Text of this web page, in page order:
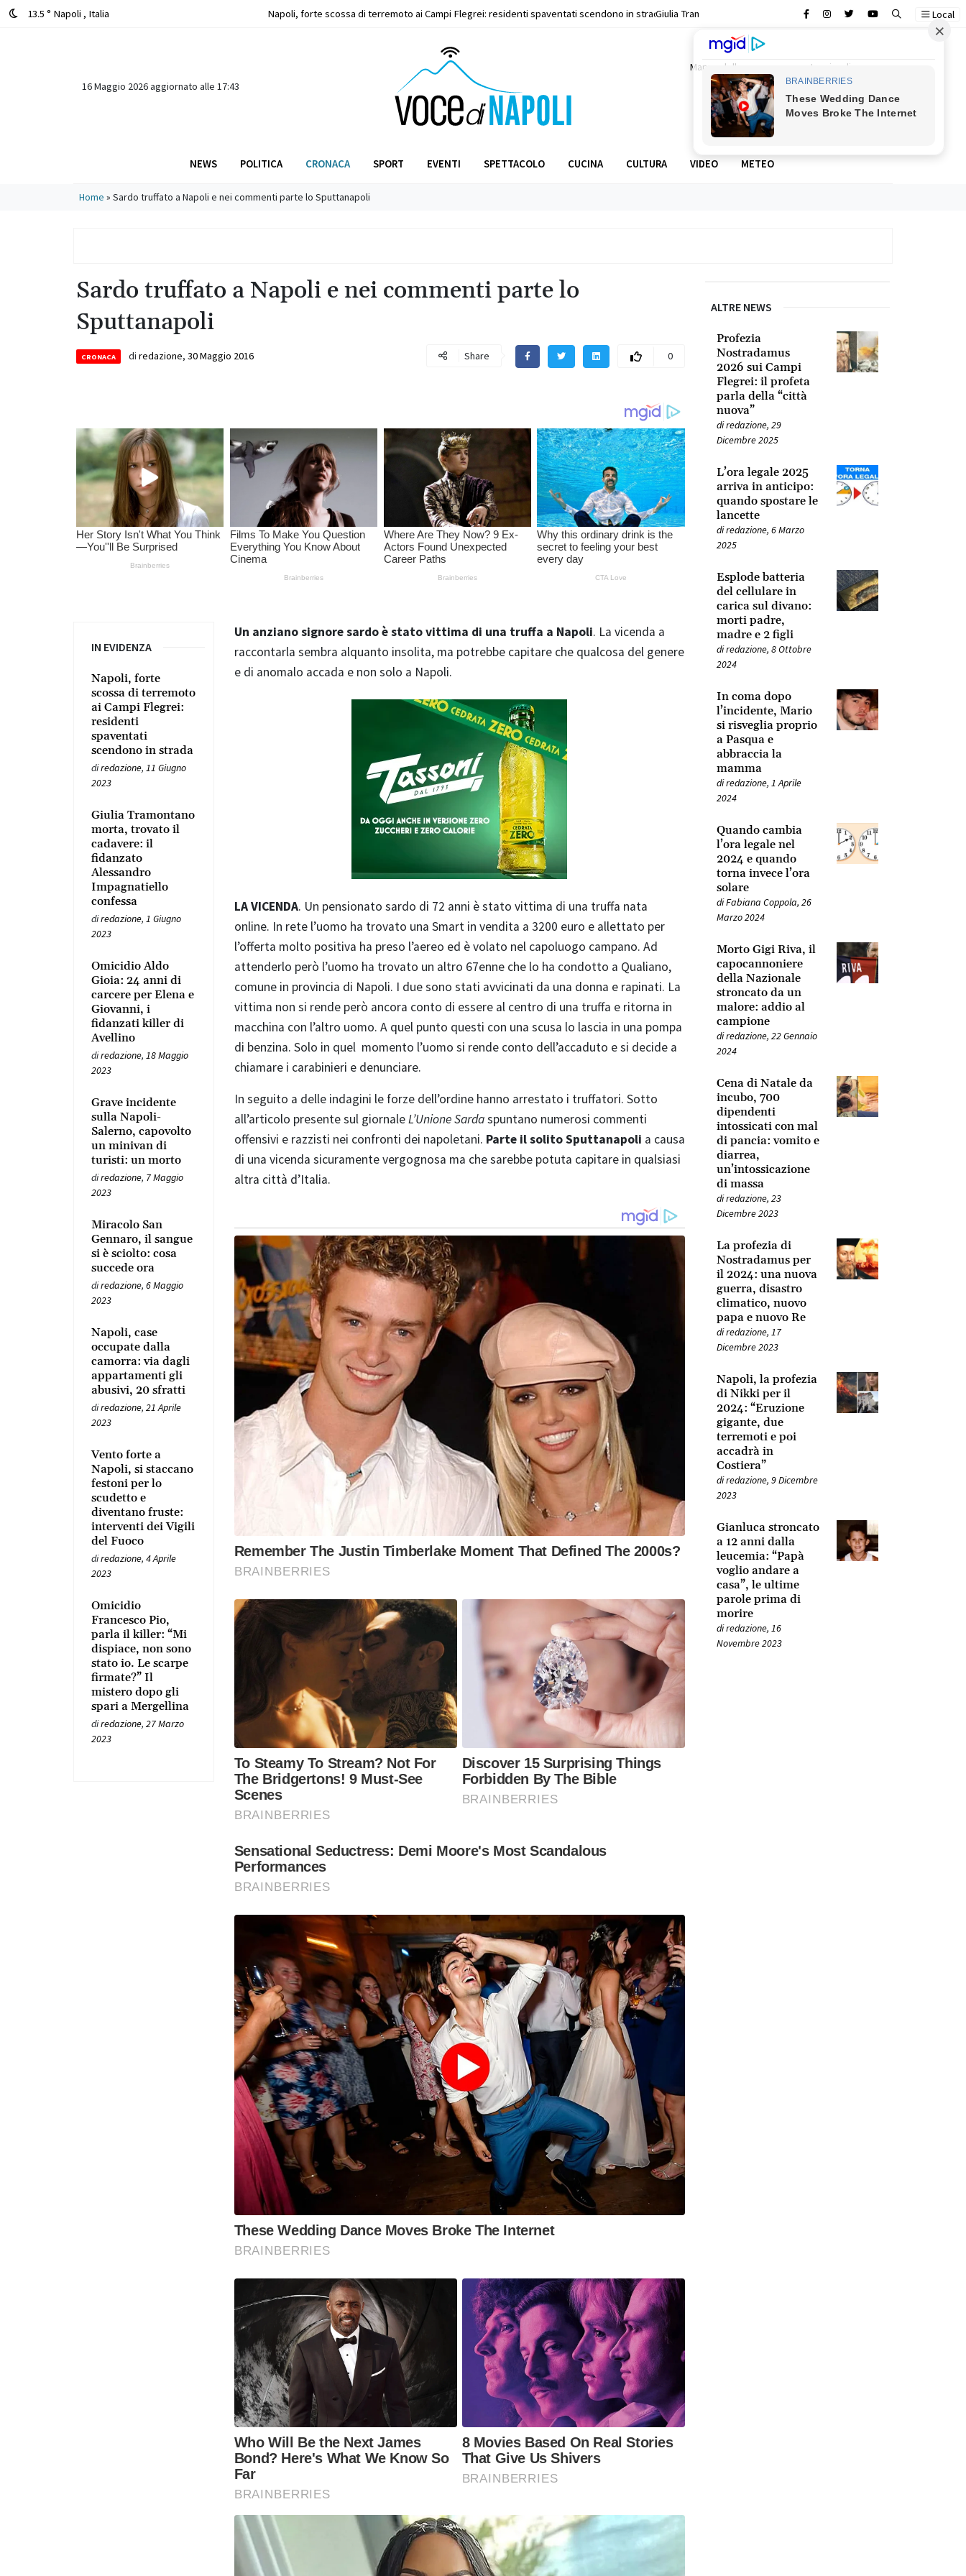
13.5 ° Napoli , Italia Napoli, forte scossa di terremoto ai Campi Flegrei: residenti spaventati scendono in stradaGiulia Tramontano morta, trovato il cadavere: il fidanzato Alessandro
Local
16 Maggio 2026 aggiornato alle 17:43
Mappa della camorra In prima linea
Food stories
NEWS POLITICA CRONACA SPORT EVENTI SPETTACOLO CUCINA CULTURA VIDEO METEO
Home » Sardo truffato a Napoli e nei commenti parte lo Sputtanapoli
Sardo truffato a Napoli e nei commenti parte lo
Sputtanapoli
CRONACA di redazione, 30 Maggio 2016 Share 0
IN EVIDENZA
Napoli, forte
scossa di terremoto
ai Campi Flegrei:
residenti
spaventati
scendono in strada
diredazione, 11 Giugno
2023
Giulia Tramontano
morta, trovato il
cadavere: il
fidanzato
Alessandro
Impagnatiello
confessa
diredazione, 1 Giugno
2023
Omicidio Aldo
Gioia: 24 anni di
carcere per Elena e
Giovanni, i
fidanzati killer di
Avellino
diredazione, 18 Maggio
2023
Grave incidente
sulla Napoli-
Salerno, capovolto
un minivan di
turisti: un morto
diredazione, 7 Maggio
2023
Miracolo San
Gennaro, il sangue
si è sciolto: cosa
succede ora
diredazione, 6 Maggio
2023
Napoli, case
occupate dalla
camorra: via dagli
appartamenti gli
abusivi, 20 sfratti
diredazione, 21 Aprile
2023
Vento forte a
Napoli, si staccano
festoni per lo
scudetto e
diventano fruste:
interventi dei Vigili
del Fuoco
diredazione, 4 Aprile
2023
Omicidio
Francesco Pio,
parla il killer: “Mi
dispiace, non sono
stato io. Le scarpe
firmate?” Il
mistero dopo gli
spari a Mergellina
diredazione, 27 Marzo
2023
Un anziano signore sardo è stato vittima di una truffa a Napoli. La vicenda a
raccontarla sembra alquanto insolita, ma potrebbe capitare che qualcosa del genere
e di anomalo accada e non solo a Napoli.
LA VICENDA. Un pensionato sardo di 72 anni è stato vittima di una truffa nata
online. In rete l’uomo ha trovato una Smart in vendita a 3200 euro e allettato per
l’offerta molto positiva ha preso l’aereo ed è volato nel capoluogo campano. Ad
attenderlo però l’uomo ha trovato un altro 67enne che lo ha condotto a Qualiano,
comune in provincia di Napoli. I due sono stati avvicinati da una donna e rapinati. La
vittima non si rende però ancora conto di essere al centro di una truffa e ritorna in
macchina con l’altro uomo. A quel punto questi con una scusa lo lascia in una pompa
di benzina. Solo in quel momento l’uomo si rende conto dell’accaduto e si decide a
chiamare i carabinieri e denunciare.
In seguito a delle indagini le forze dell’ordine hanno arrestato i truffatori. Sotto
all’articolo presente sul giornaleL’Unione Sardaspuntano numerosi commenti
offensivi e razzisti nei confronti dei napoletani. Parte il solito Sputtanapoli a causa
di una vicenda sicuramente vergognosa ma che sarebbe potuta capitare in qualsiasi
altra città d’Italia.
ALTRE NEWS
Profezia
Nostradamus
2026 sui Campi
Flegrei: il profeta
parla della “città
nuova”
diredazione, 29
Dicembre 2025
L’ora legale 2025
arriva in anticipo:
quando spostare le
lancette
diredazione, 6 Marzo
2025
Esplode batteria
del cellulare in
carica sul divano:
morti padre,
madre e 2 figli
diredazione, 8 Ottobre
2024
In coma dopo
l’incidente, Mario
si risveglia proprio
a Pasqua e
abbraccia la
mamma
diredazione, 1 Aprile
2024
Quando cambia
l’ora legale nel
2024 e quando
torna invece l’ora
solare
diFabiana Coppola, 26
Marzo 2024
Morto Gigi Riva, il
capocannoniere
della Nazionale
stroncato da un
malore: addio al
campione
diredazione, 22 Gennaio
2024
Cena di Natale da
incubo, 700
dipendenti
intossicati con mal
di pancia: vomito e
diarrea,
un’intossicazione
di massa
diredazione, 23
Dicembre 2023
La profezia di
Nostradamus per
il 2024: una nuova
guerra, disastro
climatico, nuovo
papa e nuovo Re
diredazione, 17
Dicembre 2023
Napoli, la profezia
di Nikki per il
2024: “Eruzione
gigante, due
terremoti e poi
accadrà in
Costiera”
diredazione, 9 Dicembre
2023
Gianluca stroncato
a 12 anni dalla
leucemia: “Papà
voglio andare a
casa”, le ultime
parole prima di
morire
diredazione, 16
Novembre 2023